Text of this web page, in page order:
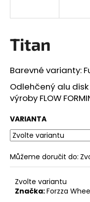
Titan
Barevné varianty:
Odlehčený alu
výroby FLOW
VARIANTA
Můžeme doručit do:
Zvolte variantu
Značka:Forzza
í
t
?
D
o
p
o